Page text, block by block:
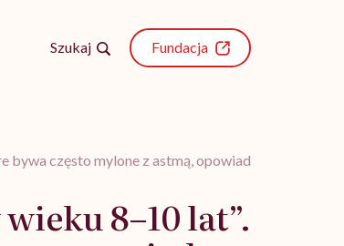
Szukaj Fundacja
często mylone z astmą, opowiada lek. med.
8–10 lat”.